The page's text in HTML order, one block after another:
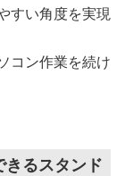
すい角度を実現
コン作業を続け
きるスタンド